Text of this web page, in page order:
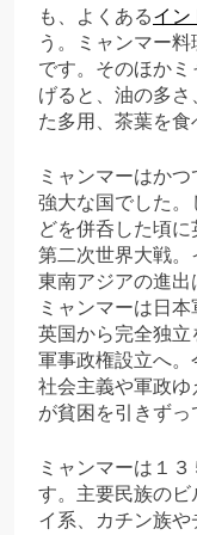
も、よくあるイン
う。ミャンマー
です。そのほか
げると、油の多
た多用、茶葉を食
ミャンマーはかつ
強大な国でした。
どを併呑した頃
第二次世界大戦
東南アジアの進出
ミャンマーは日
英国から完全独立
軍事政権設立へ。
社会主義や軍政
が貧困を引きずっ
ミャンマーは１
す。主要民族のビ
イ系、カチン族